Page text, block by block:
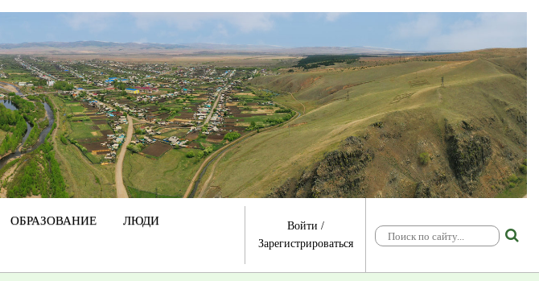
ОБРАЗОВАНИЕ ЛЮДИ Войти /
Зарегистрироваться